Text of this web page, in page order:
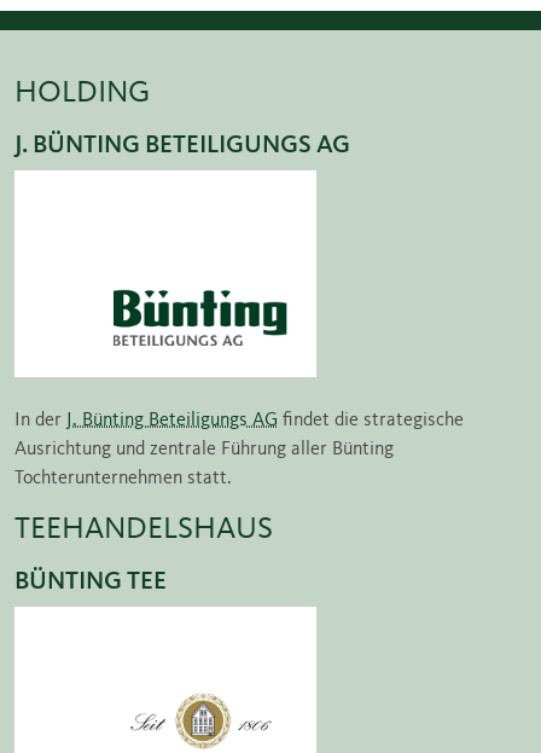
HOLDING
J. BÜNTING BETEILIGUNGS AG
In der J. Bünting Beteiligungs AG findet die strategische
Ausrichtung und zentrale Führung aller Bünting
Tochterunternehmen statt.
TEEHANDELSHAUS
BÜNTING TEE